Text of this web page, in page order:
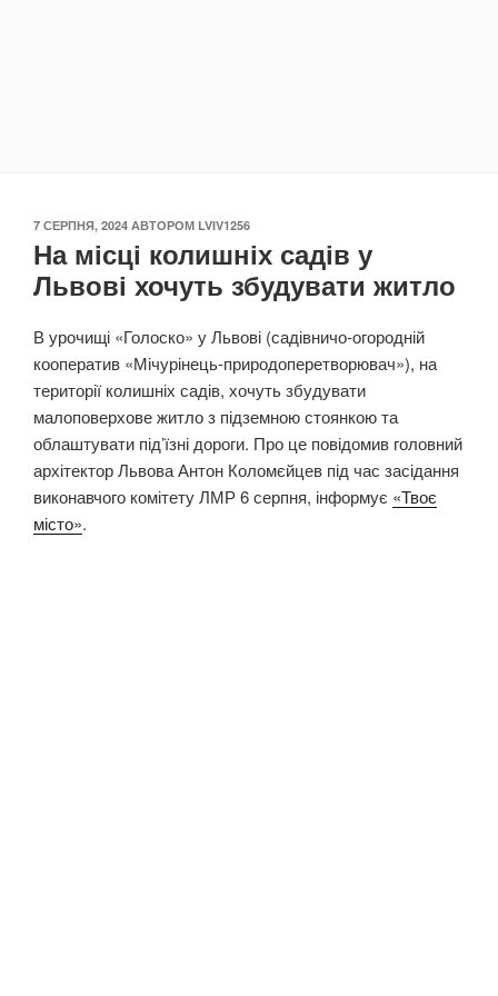
ОПУБЛІКОВАНО
7 СЕРПНЯ, 2024 АВТОРОМ LVIV1256
На місці колишніх садів у
Львові хочуть збудувати житло
В урочищі «Голоско» у Львові (садівничо-огородній
кооператив «Мічурінець-природоперетворювач»), на
території колишніх садів, хочуть збудувати
малоповерхове житло з підземною стоянкою та
облаштувати під’їзні дороги. Про це повідомив головний
архітектор Львова Антон Коломєйцев під час засідання
виконавчого комітету ЛМР 6 серпня, інформує «Твоє
місто».